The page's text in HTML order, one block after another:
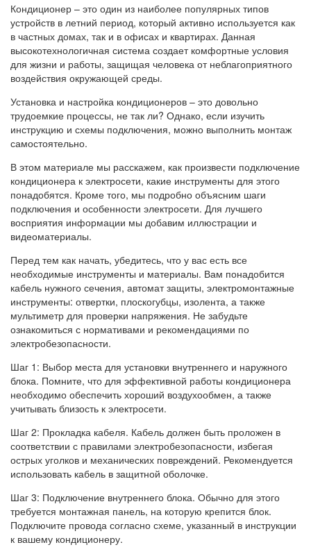
Кондиционер – это один из наиболее популярных типов
устройств в летний период, который активно используется как
в частных домах, так и в офисах и квартирах. Данная
высокотехнологичная система создает комфортные условия
для жизни и работы, защищая человека от неблагоприятного
воздействия окружающей среды.
Установка и настройка кондиционеров – это довольно
трудоемкие процессы, не так ли? Однако, если изучить
инструкцию и схемы подключения, можно выполнить монтаж
самостоятельно.
В этом материале мы расскажем, как произвести подключение
кондиционера к электросети, какие инструменты для этого
понадобятся. Кроме того, мы подробно объясним шаги
подключения и особенности электросети. Для лучшего
восприятия информации мы добавим иллюстрации и
видеоматериалы.
Перед тем как начать, убедитесь, что у вас есть все
необходимые инструменты и материалы. Вам понадобится
кабель нужного сечения, автомат защиты, электромонтажные
инструменты: отвертки, плоскогубцы, изолента, а также
мультиметр для проверки напряжения. Не забудьте
ознакомиться с нормативами и рекомендациями по
электробезопасности.
Шаг 1: Выбор места для установки внутреннего и наружного
блока. Помните, что для эффективной работы кондиционера
необходимо обеспечить хороший воздухообмен, а также
учитывать близость к электросети.
Шаг 2: Прокладка кабеля. Кабель должен быть проложен в
соответствии с правилами электробезопасности, избегая
острых уголков и механических повреждений. Рекомендуется
использовать кабель в защитной оболочке.
Шаг 3: Подключение внутреннего блока. Обычно для этого
требуется монтажная панель, на которую крепится блок.
Подключите провода согласно схеме, указанный в инструкции
к вашему кондиционеру.